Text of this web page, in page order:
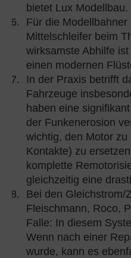
bietet Lux Modellbau.
Für die
Mittelschleifer beim
wirksamste Abhilfe
einen modernen
In der Praxis betrifft
Fahrzeuge
haben eine
der Funkenerosion
wichtig, den Motor
Kontakte) zu
komplette
gleichzeitig eine
Bei den Gleichstrom/
Fleischmann, Roco,
Falle: In diesem
Wenn nach einer
wurde, kann es